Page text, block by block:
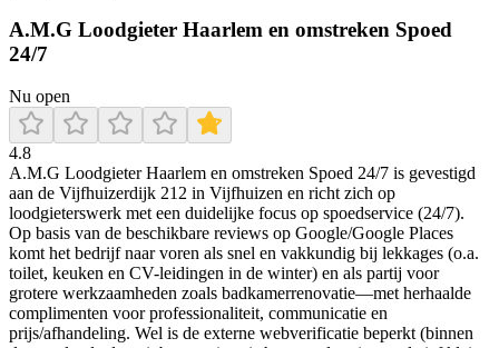
A.M.G Loodgieter Haarlem en omstreken Spoed
24/7
Nu open
4.8
A.M.G Loodgieter Haarlem en omstreken Spoed 24/7 is gevestigd
aan de Vijfhuizerdijk 212 in Vijfhuizen en richt zich op
loodgieterswerk met een duidelijke focus op spoedservice (24/7).
Op basis van de beschikbare reviews op Google/Google Places
komt het bedrijf naar voren als snel en vakkundig bij lekkages (o.a.
toilet, keuken en CV-leidingen in de winter) en als partij voor
grotere werkzaamheden zoals badkamerrenovatie—met herhaalde
complimenten voor professionaliteit, communicatie en
prijs/afhandeling. Wel is de externe webverificatie beperkt (binnen